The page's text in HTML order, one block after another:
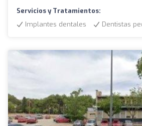
Servicios y Tratamientos:
Implantes dentales
Dentistas